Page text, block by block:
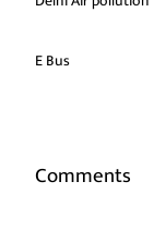
E Bus
Comments